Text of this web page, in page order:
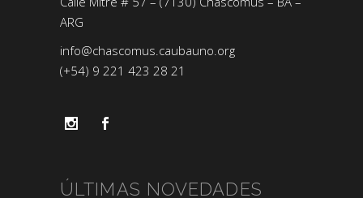
ARG
info@chascomus.caubauno.org
(+54) 9 221 423 28 21
ÚLTIMAS NOVEDADES